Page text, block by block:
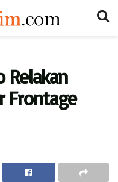
Relakan
Frontage